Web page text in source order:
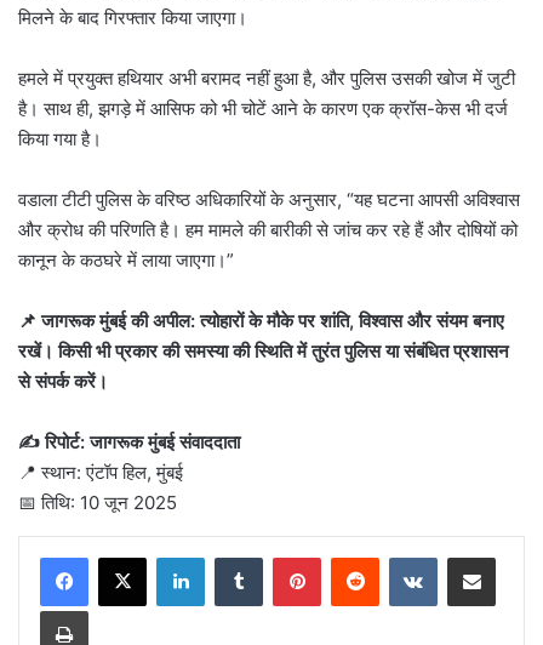
मिलने के बाद गिरफ्तार किया जाएगा।
हमले में प्रयुक्त हथियार अभी बरामद नहीं हुआ है, और पुलिस उसकी खोज में जुटी
है। साथ ही, झगड़े में आसिफ को भी चोटें आने के कारण एक क्रॉस-केस भी दर्ज
किया गया है।
वडाला टीटी पुलिस के वरिष्ठ अधिकारियों के अनुसार, “यह घटना आपसी अविश्वास
और क्रोध की परिणति है। हम मामले की बारीकी से जांच कर रहे हैं और दोषियों को
कानून के कठघरे में लाया जाएगा।”
📌 जागरूक मुंबई की अपील: त्योहारों के मौके पर शांति, विश्वास और संयम बनाए
रखें। किसी भी प्रकार की समस्या की स्थिति में तुरंत पुलिस या संबंधित प्रशासन
से संपर्क करें।
✍️ रिपोर्ट: जागरूक मुंबई संवाददाता
📍 स्थान: एंटॉप हिल, मुंबई
📅 तिथि: 10 जून 2025